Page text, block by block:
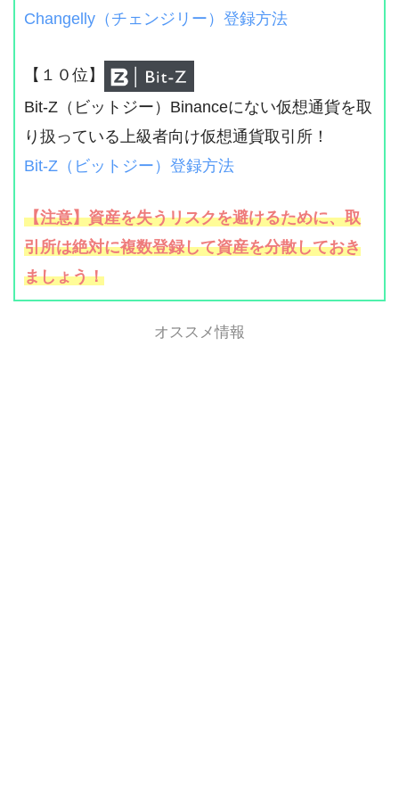
Changelly（チェンジリー）登録方法
【１０位】
Bit-Z（ビットジー）Binanceにない仮想通貨を取
り扱っている上級者向け仮想通貨取引所！
Bit-Z（ビットジー）登録方法
【注意】資産を失うリスクを避けるために、取
引所は絶対に複数登録して資産を分散しておき
ましょう！
オススメ情報